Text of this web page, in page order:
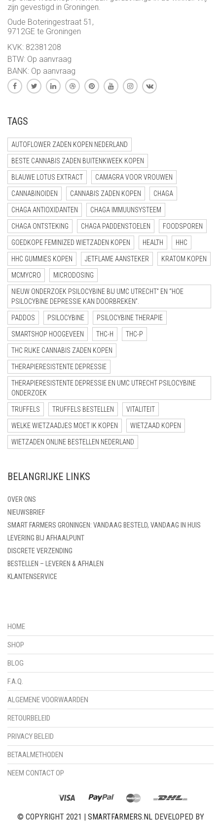
zijn gevestigd in Groningen.
Oude Boteringestraat 51,
9712GE te Groningen
KVK: 82381208
BTW: Op aanvraag
BANK: Op aanvraag
TAGS
AUTOFLOWER ZADEN KOPEN NEDERLAND
BESTE CANNABIS ZADEN BUITENKWEEK KOPEN
BLAUWE LOTUS EXTRACT CAMAGRA VOOR VROUWEN
CANNABINOIDEN CANNABIS ZADEN KOPEN CHAGA
CHAGA ANTIOXIDANTEN CHAGA IMMUUNSYSTEEM
CHAGA ONTSTEKING CHAGA PADDENSTOELEN FOODSPOREN
GOEDKOPE FEMINIZED WIETZADEN KOPEN HEALTH HHC
HHC GUMMIES KOPEN JETFLAME AANSTEKER KRATOM KOPEN
MCMYCRO MICRODOSING
NIEUW ONDERZOEK PSILOCYBINE BIJ UMC UTRECHT” EN “HOE
PSILOCYBINE DEPRESSIE KAN DOORBREKEN”.
PADDOS PSILOCYBINE PSILOCYBINE THERAPIE
SMARTSHOP HOOGEVEEN THC-H THC-P
THC RIJKE CANNABIS ZADEN KOPEN
THERAPIERESISTENTE DEPRESSIE
THERAPIERESISTENTE DEPRESSIE EN UMC UTRECHT PSILOCYBINE
ONDERZOEK
TRUFFELS TRUFFELS BESTELLEN VITALITEIT
WELKE WIETZAADJES MOET IK KOPEN WIETZAAD KOPEN
WIETZADEN ONLINE BESTELLEN NEDERLAND
BELANGRIJKE LINKS
OVER ONS
NIEUWSBRIEF
SMART FARMERS GRONINGEN: VANDAAG BESTELD, VANDAAG IN HUIS
LEVERING BIJ AFHAALPUNT
DISCRETE VERZENDING
BESTELLEN – LEVEREN & AFHALEN
KLANTENSERVICE
HOME
SHOP
BLOG
F.A.Q.
ALGEMENE VOORWAARDEN
RETOURBELEID
PRIVACY BELEID
BETAALMETHODEN
NEEM CONTACT OP
© COPYRIGHT 2021 | SMARTFARMERS.NLDEVELOPED BY